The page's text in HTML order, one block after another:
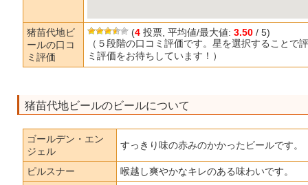
猪苗代地ビ
ールの口コ
ミ評価
(4 投票, 平均値/最大値: 3.50 / 5)
（５段階の口コミ評価です。星を選択することで
ミ評価をお待ちしています！）
猪苗代地ビールのビールについて
ゴールデン・エン
ジェル
すっきり味の赤みのかかったビールです。
ピルスナー
喉越し爽やかなキレのある味わいです。